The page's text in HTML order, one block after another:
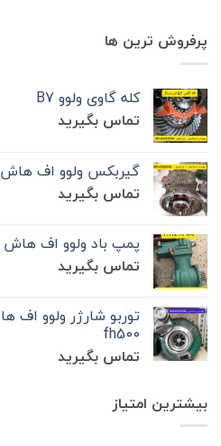
پرفروش ترین ها
کله گاوی ولوو B7
تماس بگیرید
گیربکس ولوو اف هاش FH13
تماس بگیرید
پمپ باد ولوو اف هاش FH12
تماس بگیرید
fh500
تماس بگیرید
بیشترین امتیاز